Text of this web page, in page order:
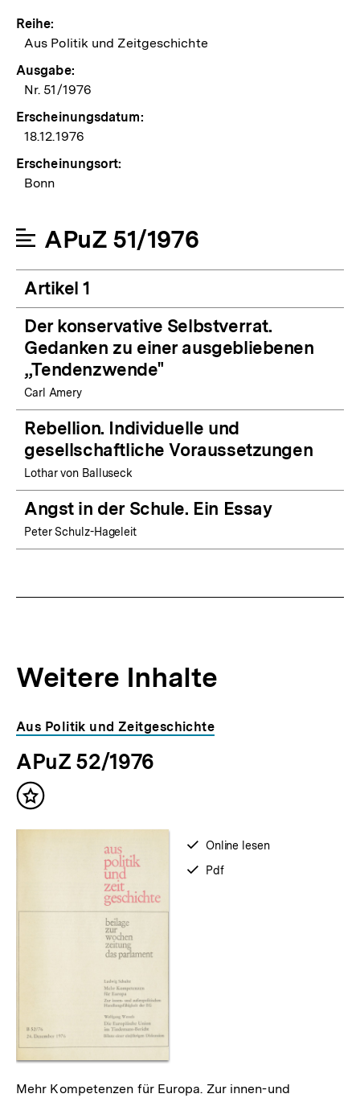
Reihe:
Aus Politik und Zeitgeschichte
Ausgabe:
Nr. 51/1976
Erscheinungsdatum:
18.12.1976
Erscheinungsort:
Bonn
APuZ 51/1976
Artikel 1
Der konservative Selbstverrat.
Gedanken zu einer ausgebliebenen
„Tendenzwende"
Carl Amery
Rebellion. Individuelle und
gesellschaftliche Voraussetzungen
Lothar von Balluseck
Angst in der Schule. Ein Essay
Peter Schulz-Hageleit
Weitere Inhalte
Inhaltskarousell
für
weitere
Inhalte
Inhaltskarussell
überspringen
Aus Politik und Zeitgeschichte
APuZ 52/1976
Inhalt
verfügbar
zum
Online lesen
verfügbar
Pdf
Mehr Kompetenzen für Europa. Zur innen-und